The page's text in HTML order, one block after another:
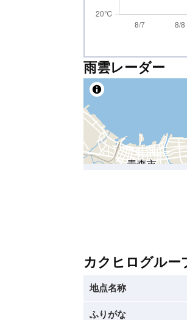
雨雲レーダー
カクヒログルー
地点名称
ふりがな